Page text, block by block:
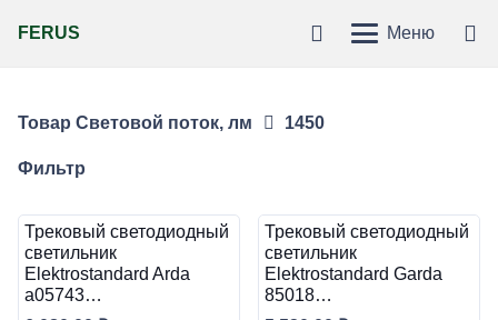
FERUS Меню
Товар Световой поток, лм 1450
Фильтр
Трековый светодиодный
светильник
Elektrostandard Arda
a05743…
Трековый светодиодный
светильник
Elektrostandard Garda
85018…